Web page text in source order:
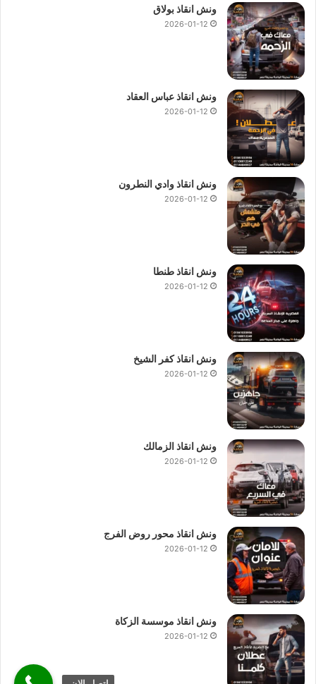
ونش انقاذ بولاق
2026-01-12
ونش انقاذ عباس العقاد
2026-01-12
ونش انقاذ وادي النطرون
2026-01-12
ونش انقاذ طنطا
2026-01-12
ونش انقاذ كفر الشيخ
2026-01-12
ونش انقاذ الزمالك
2026-01-12
ونش انقاذ محور روض الفرج
2026-01-12
ونش انقاذ موسسة الزكاة
2026-01-12